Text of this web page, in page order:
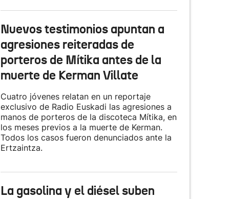
Nuevos testimonios apuntan a
agresiones reiteradas de
porteros de Mítika antes de la
muerte de Kerman Villate
Cuatro jóvenes relatan en un reportaje
exclusivo de Radio Euskadi las agresiones a
manos de porteros de la discoteca Mítika, en
los meses previos a la muerte de Kerman.
Todos los casos fueron denunciados ante la
Ertzaintza.
La gasolina y el diésel suben